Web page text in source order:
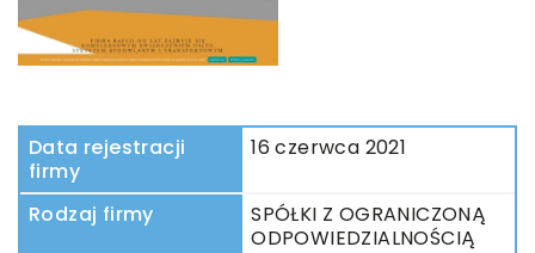
Data rejestracji
firmy
16 czerwca 2021
Rodzaj firmy
SPÓŁKI Z OGRANICZONĄ
ODPOWIEDZIALNOŚCIĄ